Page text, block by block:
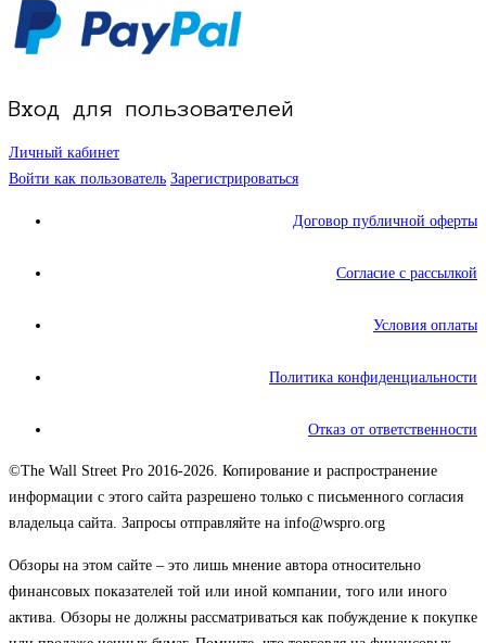
Вход для пользователей
Личный кабинет
Войти как пользователь Зарегистрироваться
Договор публичной оферты
Согласие с рассылкой
Условия оплаты
Политика конфиденциальности
Отказ от ответственности
©The Wall Street Pro 2016-2026. Копирование и распространение
информации с этого сайта разрешено только с письменного согласия
владельца сайта. Запросы отправляйте на info@wspro.org
Обзоры на этом сайте – это лишь мнение автора относительно
финансовых показателей той или иной компании, того или иного
актива. Обзоры не должны рассматриваться как побуждение к покупке